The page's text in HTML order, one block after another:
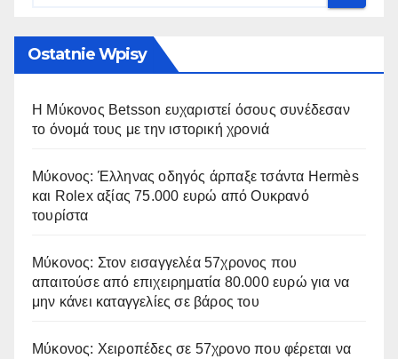
Ostatnie Wpisy
Η Μύκονος Betsson ευχαριστεί όσους συνέδεσαν
το όνομά τους με την ιστορική χρονιά
Μύκονος: Έλληνας οδηγός άρπαξε τσάντα Hermès
και Rolex αξίας 75.000 ευρώ από Ουκρανό
τουρίστα
Μύκονος: Στον εισαγγελέα 57χρονος που
απαιτούσε από επιχειρηματία 80.000 ευρώ για να
μην κάνει καταγγελίες σε βάρος του
Μύκονος: Χειροπέδες σε 57χρονο που φέρεται να